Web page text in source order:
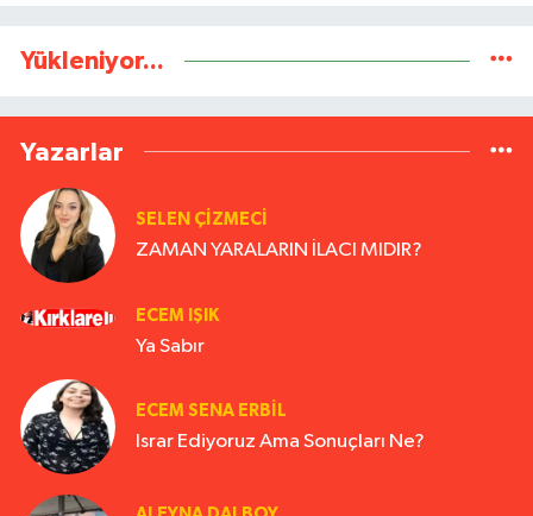
Yükleniyor...
Yazarlar
SELEN ÇİZMECİ
ZAMAN YARALARIN İLACI MIDIR?
ECEM IŞIK
Ya Sabır
ECEM SENA ERBIL
Israr Ediyoruz Ama Sonuçları Ne?